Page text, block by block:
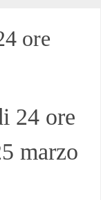
ore
24 ore
marzo